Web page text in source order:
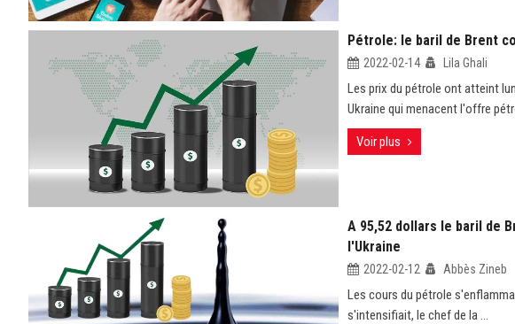
Pétrole: le baril de Brent
2022-02-14 Lila Ghali
Les prix du pétrole ont atteint
Ukraine qui menacent l'offre
Voir plus
A 95,52 dollars le baril de
l'Ukraine
2022-02-12 Abbès Zineb
Les cours du pétrole
s'intensifiait, le chef de la ...